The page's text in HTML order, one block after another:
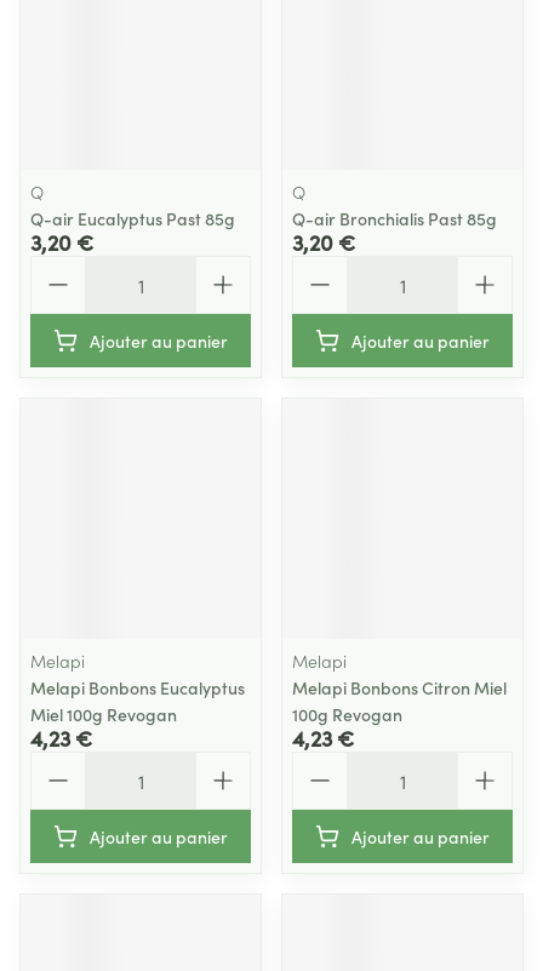
Q
Q-air Eucalyptus Past 85g
3,20 €
Ajouter au panier
Q
Q-air Bronchialis Past 85g
3,20 €
Ajouter au panier
Melapi
Melapi Bonbons Eucalyptus
Miel 100g Revogan
4,23 €
Ajouter au panier
Melapi
Melapi Bonbons Citron Miel
100g Revogan
4,23 €
Ajouter au panier